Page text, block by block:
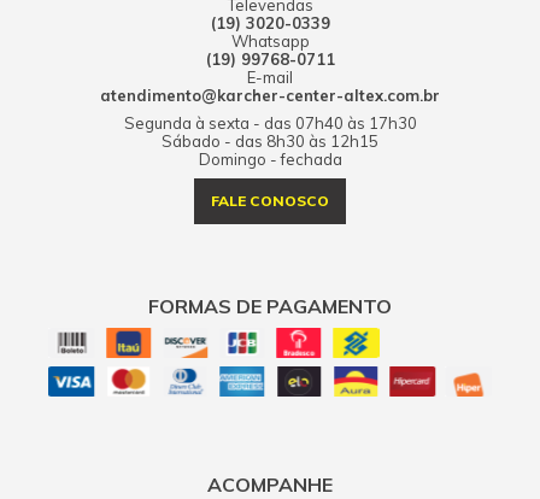
Televendas
(19) 3020-0339
Whatsapp
(19) 99768-0711
E-mail
atendimento@karcher-center-altex.com.br
Segunda à sexta - das 07h40 às 17h30
Sábado - das 8h30 às 12h15
Domingo - fechada
FALE CONOSCO
FORMAS DE PAGAMENTO
ACOMPANHE